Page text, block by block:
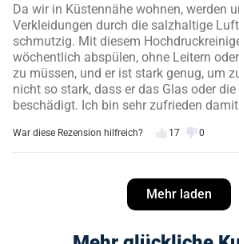
Da wir in Küstennähe wohnen, werden
Verkleidungen durch die salzhaltige
schmutzig. Mit diesem
wöchentlich abspülen, ohne Leitern
zu müssen, und er ist stark genug, um
nicht so stark, dass er das Glas oder
beschädigt. Ich bin sehr zufrieden
War diese Rezension hilfreich? 17 0
Mehr laden